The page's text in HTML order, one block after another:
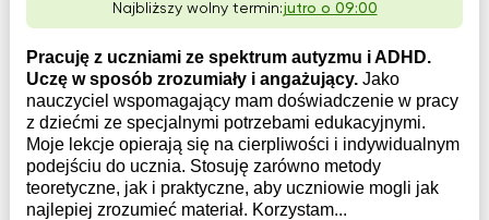
Najbliższy wolny termin:jutro o 09:00
Pracuję z uczniami ze spektrum autyzmu i ADHD.
Uczę w sposób zrozumiały i angażujący. Jako
nauczyciel wspomagający mam doświadczenie w pracy
z dziećmi ze specjalnymi potrzebami edukacyjnymi.
Moje lekcje opierają się na cierpliwości i indywidualnym
podejściu do ucznia. Stosuję zarówno metody
teoretyczne, jak i praktyczne, aby uczniowie mogli jak
najlepiej zrozumieć materiał. Korzystam...